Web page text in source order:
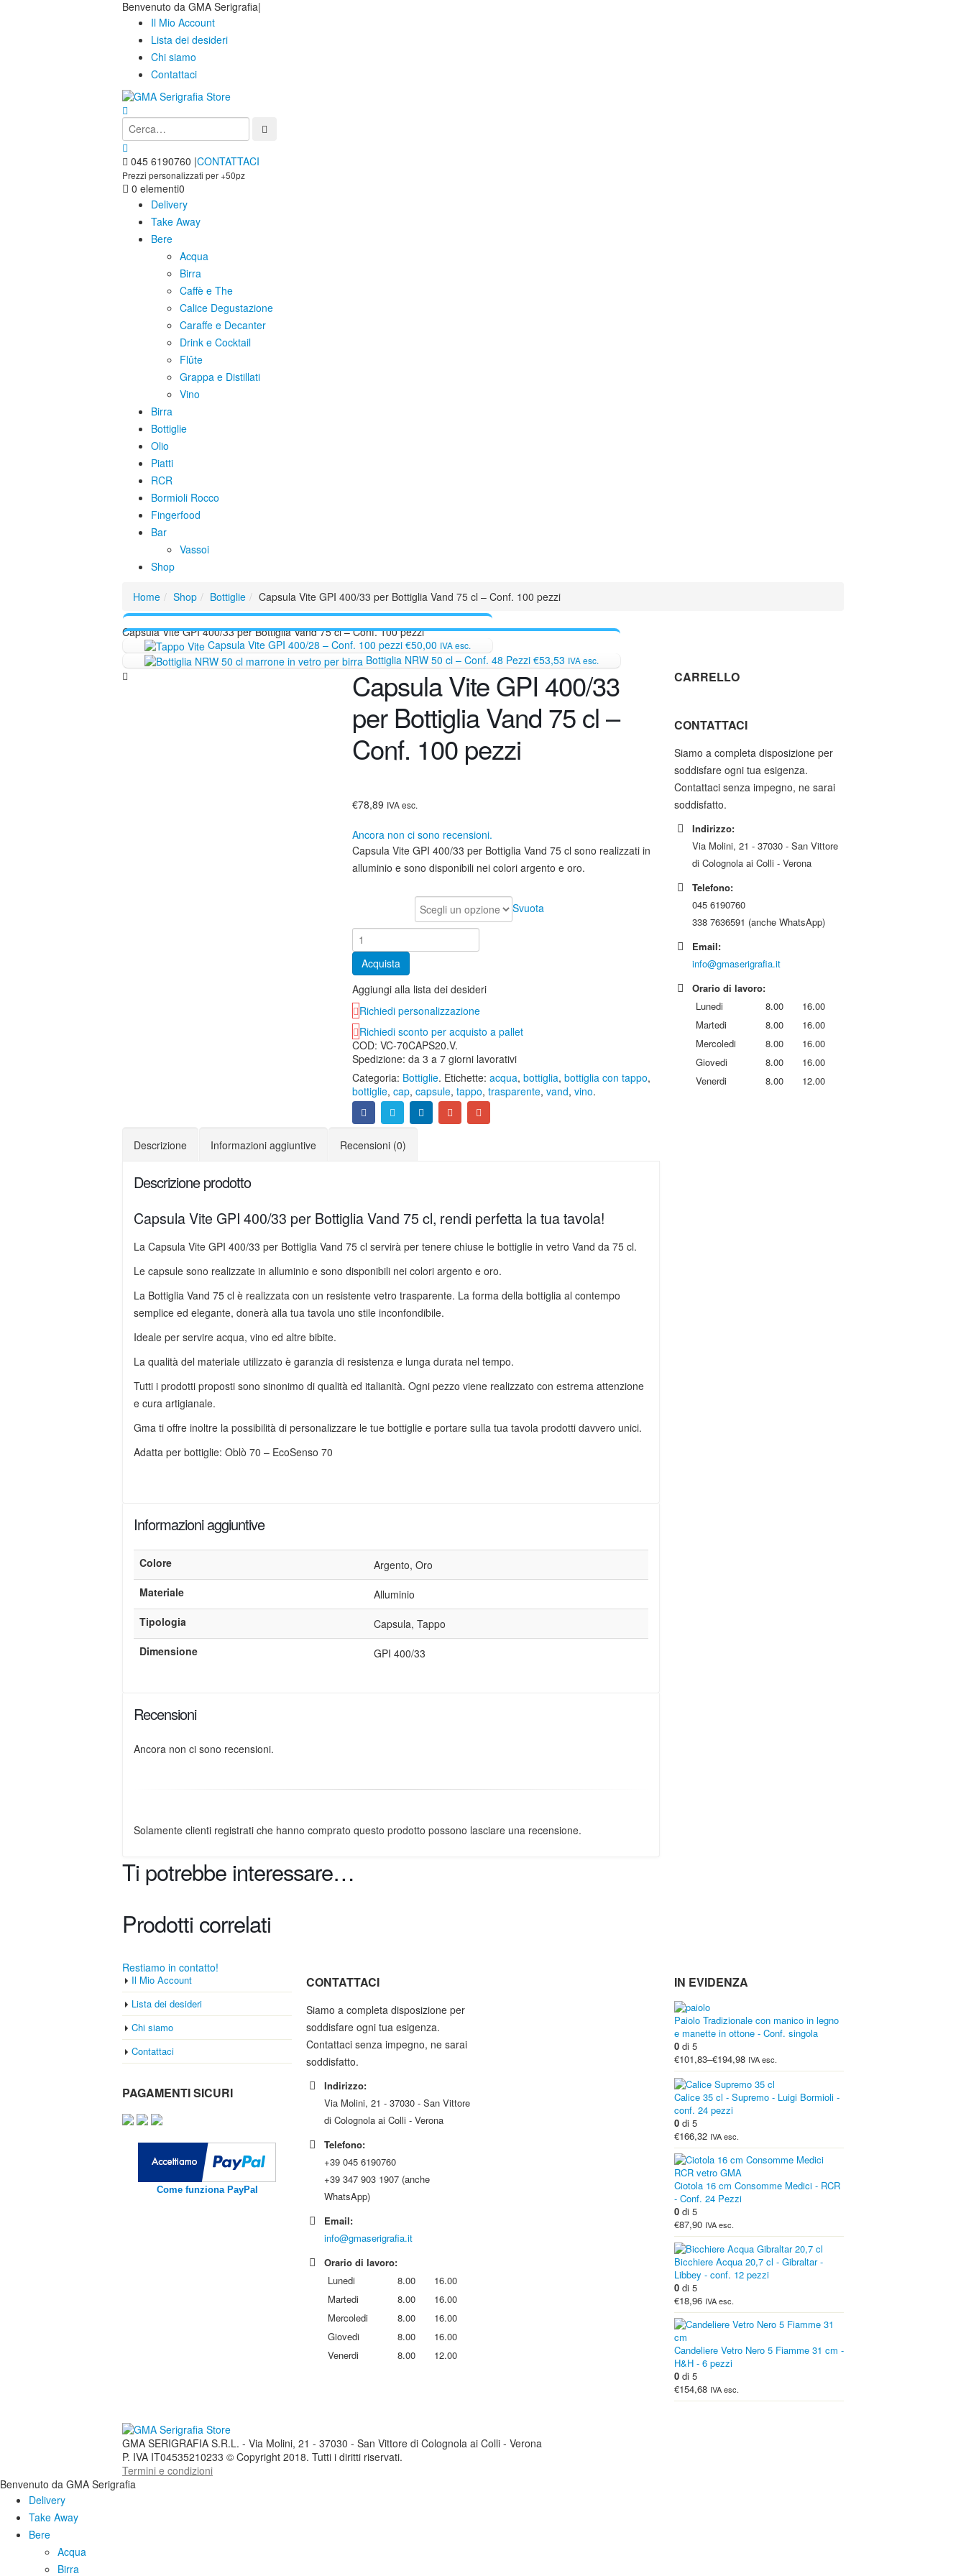
Benvenuto da GMA Serigrafia|
Il Mio Account
Lista dei desideri
Chi siamo
Contattaci
045 6190760 |CONTATTACI
Prezzi personalizzati per +50pz
0 elementi0
Delivery
Take Away
Bere
Acqua
Birra
Caffè e The
Calice Degustazione
Caraffe e Decanter
Drink e Cocktail
Flûte
Grappa e Distillati
Vino
Birra
Bottiglie
Olio
Piatti
RCR
Bormioli Rocco
Fingerfood
Bar
Vassoi
Shop
Home Shop Bottiglie Capsula Vite GPI 400/33 per Bottiglia Vand 75 cl – Conf. 100 pezzi
Capsula Vite GPI 400/33 per Bottiglia Vand 75 cl – Conf. 100 pezzi
Capsula Vite GPI 400/28 – Conf. 100 pezzi €50,00 IVA esc.
Bottiglia NRW 50 cl – Conf. 48 Pezzi €53,53 IVA esc.
Capsula Vite GPI 400/33
per Bottiglia Vand 75 cl –
Conf. 100 pezzi
€78,89 IVA esc.
Ancora non ci sono recensioni.
Capsula Vite GPI 400/33 per Bottiglia Vand 75 cl sono realizzati in
alluminio e sono disponibili nei colori argento e oro.
Svuota
Acquista
Aggiungi alla lista dei desideri
Richiedi personalizzazione
Richiedi sconto per acquisto a pallet
COD: VC-70CAPS20.V.
Spedizione: da 3 a 7 giorni lavorativi
Categoria: Bottiglie. Etichette: acqua, bottiglia, bottiglia con tappo,
bottiglie, cap, capsule, tappo, trasparente, vand, vino.
Descrizione Informazioni aggiuntive Recensioni (0)
Descrizione prodotto
Capsula Vite GPI 400/33 per Bottiglia Vand 75 cl, rendi perfetta la tua tavola!
La Capsula Vite GPI 400/33 per Bottiglia Vand 75 cl servirà per tenere chiuse le bottiglie in vetro Vand da 75 cl.
Le capsule sono realizzate in alluminio e sono disponibili nei colori argento e oro.
La Bottiglia Vand 75 cl è realizzata con un resistente vetro trasparente. La forma della bottiglia al contempo
semplice ed elegante, donerà alla tua tavola uno stile inconfondibile.
Ideale per servire acqua, vino ed altre bibite.
La qualità del materiale utilizzato è garanzia di resistenza e lunga durata nel tempo.
Tutti i prodotti proposti sono sinonimo di qualità ed italianità. Ogni pezzo viene realizzato con estrema attenzione
e cura artigianale.
Gma ti offre inoltre la possibilità di personalizzare le tue bottiglie e portare sulla tua tavola prodotti davvero unici.
Adatta per bottiglie: Oblò 70 – EcoSenso 70
Informazioni aggiuntive
Colore
Argento, Oro
Materiale
Alluminio
Tipologia
Capsula, Tappo
Dimensione
GPI 400/33
Recensioni
Ancora non ci sono recensioni.
Solamente clienti registrati che hanno comprato questo prodotto possono lasciare una recensione.
Ti potrebbe interessare…
Prodotti correlati
CARRELLO
CONTATTACI
Siamo a completa disposizione per
soddisfare ogni tua esigenza.
Contattaci senza impegno, ne sarai
soddisfatto.
Indirizzo:
Via Molini, 21 - 37030 - San Vittore
di Colognola ai Colli - Verona
Telefono:
045 6190760
338 7636591 (anche WhatsApp)
Email:
info@gmaserigrafia.it
Orario di lavoro:
Lunedi
8.00
16.00
Martedi
8.00
16.00
Mercoledi
8.00
16.00
Giovedi
8.00
16.00
Venerdi
8.00 12.00
Restiamo in contatto!
Il Mio Account
Lista dei desideri
Chi siamo
Contattaci
PAGAMENTI SICURI
Come funziona PayPal
CONTATTACI
Siamo a completa disposizione per
soddisfare ogni tua esigenza.
Contattaci senza impegno, ne sarai
soddisfatto.
Indirizzo:
Via Molini, 21 - 37030 - San Vittore
di Colognola ai Colli - Verona
Telefono:
+39 045 6190760
+39 347 903 1907 (anche
WhatsApp)
Email:
info@gmaserigrafia.it
Orario di lavoro:
Lunedi
8.00
16.00
Martedi
8.00
16.00
Mercoledi
8.00
16.00
Giovedi
8.00
16.00
Venerdi
8.00 12.00
IN EVIDENZA
Paiolo Tradizionale con manico in legno
e manette in ottone - Conf. singola
0 di 5
€101,83–€194,98 IVA esc.
Calice 35 cl - Supremo - Luigi Bormioli -
conf. 24 pezzi
0 di 5
€166,32 IVA esc.
Ciotola 16 cm Consomme Medici - RCR
- Conf. 24 Pezzi
0 di 5
€87,90 IVA esc.
Bicchiere Acqua 20,7 cl - Gibraltar -
Libbey - conf. 12 pezzi
0 di 5
€18,96 IVA esc.
Candeliere Vetro Nero 5 Fiamme 31 cm -
H&H - 6 pezzi
0 di 5
€154,68 IVA esc.
GMA SERIGRAFIA S.R.L. - Via Molini, 21 - 37030 - San Vittore di Colognola ai Colli - Verona
P. IVA IT04535210233 © Copyright 2018. Tutti i diritti riservati.
Termini e condizioni
Benvenuto da GMA Serigrafia
Delivery
Take Away
Bere
Acqua
Birra